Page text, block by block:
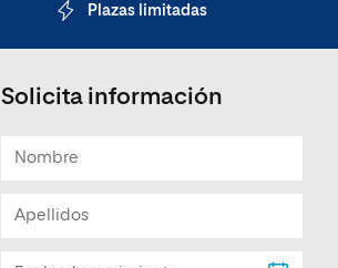
Plazas limitadas
Solicita información